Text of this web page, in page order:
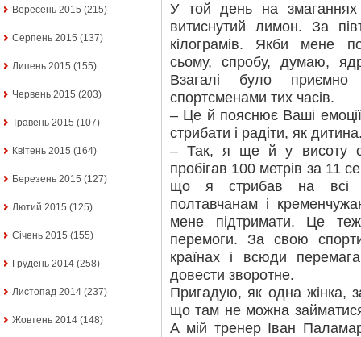
Вересень 2015 (215)
Серпень 2015 (137)
Липень 2015 (155)
Червень 2015 (203)
Травень 2015 (107)
Квітень 2015 (164)
Березень 2015 (127)
Лютий 2015 (125)
Січень 2015 (155)
Грудень 2014 (258)
Листопад 2014 (237)
Жовтень 2014 (148)
У той день на змаганнях
витиснутий лимон. За
кілограмів. Якби мене
сьому, спробу, думаю,
Взагалі було приємно
спортсменами тих часів.
– Це й пояснює Ваші
стрибати і радіти, як
– Так, я ще й у висоту
пробігав 100 метрів за 11
що я стрибав на всі
полтавчанам і
мене підтримати. Це
перемоги. За свою
країнах і всюди
довести зворотне.
Пригадую, як одна жінка,
що там не можна
А мій тренер Іван